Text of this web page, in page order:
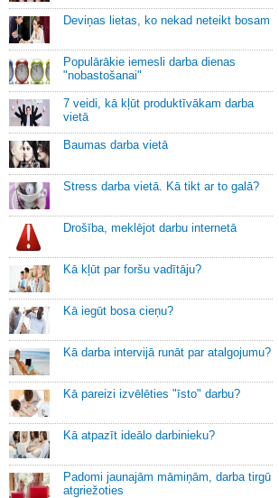
Deviņas lietas, ko nekad neteikt bosam
Populārākie iemesli darba dienas
"nobastošanai"
7 veidi, kā kļūt produktīvākam darba
vietā
Baumas darba vietā
Stress darba vietā. Kā tikt ar to galā?
Drošība, meklējot darbu internetā
Kā kļūt par foršu vadītāju?
Kā iegūt bosa cieņu?
Kā darba intervijā runāt par atalgojumu?
Kā pareizi izvēlēties "īsto" darbu?
Kā atpazīt ideālo darbinieku?
Padomi jaunajām māmiņām, darba tirgū
atgriežoties